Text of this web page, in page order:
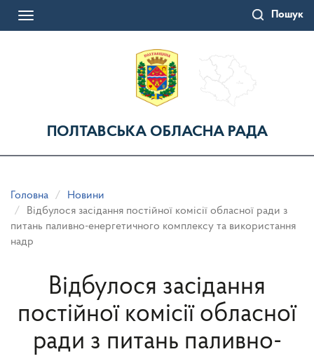
Пошук
Toggle
ПОЛТАВСЬКА ОБЛАСНА РАДА
Головна
Новини
Відбулося засідання постійної комісії обласної ради з
питань паливно-енергетичного комплексу та використання
надр
Відбулося засідання
постійної комісії обласної
ради з питань паливно-